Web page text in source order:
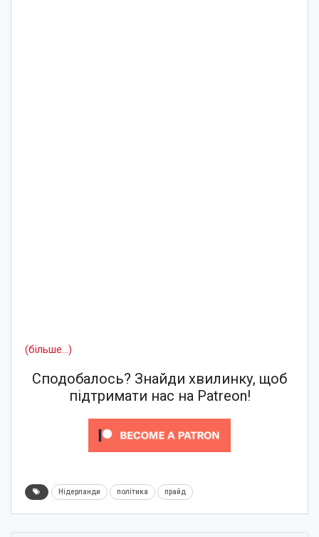
(більше…)
Сподобалось? Знайди хвилинку, щоб
підтримати нас на Patreon!
Нідерланди політика прайд